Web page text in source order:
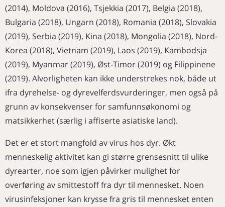
(2014), Moldova (2016), Tsjekkia (2017), Belgia (2018),
Bulgaria (2018), Ungarn (2018), Romania (2018), Slovakia
(2019), Serbia (2019), Kina (2018), Mongolia (2018), Nord-
Korea (2018), Vietnam (2019), Laos (2019), Kambodsja
(2019), Myanmar (2019), Øst-Timor (2019) og Filippinene
(2019). Alvorligheten kan ikke understrekes nok, både ut
ifra dyrehelse- og dyrevelferdsvurderinger, men også på
grunn av konsekvenser for samfunnsøkonomi og
matsikkerhet (særlig i affiserte asiatiske land).
Det er et stort mangfold av virus hos dyr. Økt
menneskelig aktivitet kan gi større grensesnitt til ulike
dyrearter, noe som igjen påvirker mulighet for
overføring av smittestoff fra dyr til mennesket. Noen
virusinfeksjoner kan krysse fra gris til mennesket enten